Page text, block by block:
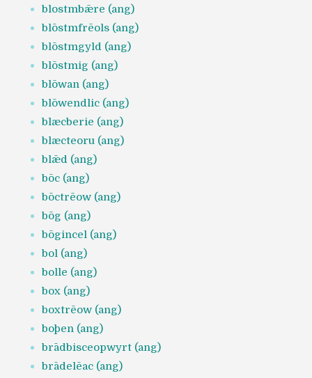
blostmbǣre (ang)
blōstmfrēols (ang)
blōstmgyld (ang)
blōstmig (ang)
blōwan (ang)
blōwendlic (ang)
blæcberie (ang)
blæcteoru (ang)
blǣd (ang)
bōc (ang)
bōctrēow (ang)
bōg (ang)
bōgincel (ang)
bol (ang)
bolle (ang)
box (ang)
boxtrēow (ang)
boþen (ang)
brādbisceopwyrt (ang)
brādelēac (ang)